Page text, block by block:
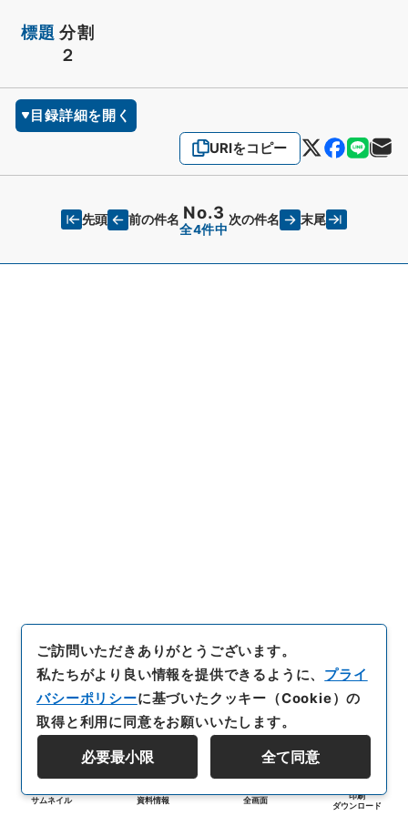
標題 分割
２
目録詳細を開く
URIをコピー
先頭 前の件名 No.3
全4件中
次の件名 末尾
サムネイル 資料情報 全画面
印刷
ダウンロード
ご訪問いただきありがとうございます。
私たちがより良い情報を提供できるように、 プライ
バシーポリシーに基づいたクッキー（Cookie）の
取得と利用に同意をお願いいたします。
必要最小限 全て同意